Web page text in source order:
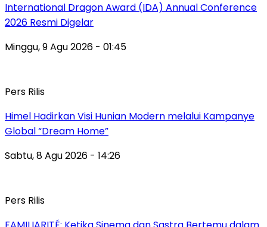
International Dragon Award (IDA) Annual Conference
2026 Resmi Digelar
Minggu, 9 Agu 2026 - 01:45
Pers Rilis
Himel Hadirkan Visi Hunian Modern melalui Kampanye
Global “Dream Home”
Sabtu, 8 Agu 2026 - 14:26
Pers Rilis